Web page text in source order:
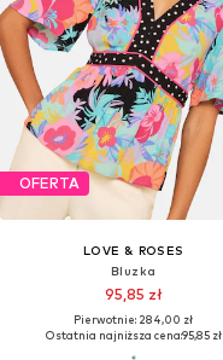
OFERTA
LOVE & ROSES
Bluzka
95,85 zł
Pierwotnie: 284,00 zł
Ostatnia najniższa cena:95,85 zł